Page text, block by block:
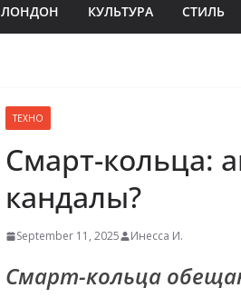
ЛОНДОН КУЛЬТУРА СТИЛЬ
ТЕХНО
Смарт-кольца:
кандалы?
September 11, 2025 Инесса И.
Смарт-кольца